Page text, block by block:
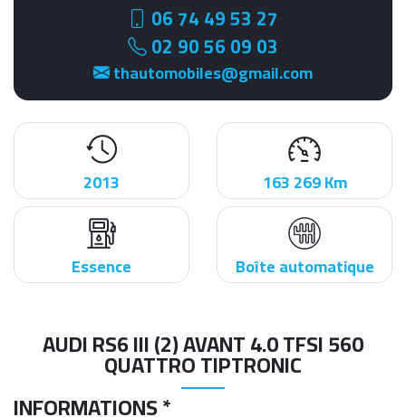
06 74 49 53 27
02 90 56 09 03
thautomobiles@gmail.com
2013 163 269 Km
Essence Boîte automatique
AUDI RS6 III (2) AVANT 4.0 TFSI 560
QUATTRO TIPTRONIC
INFORMATIONS *